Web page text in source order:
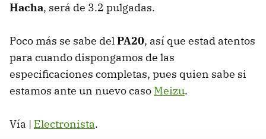
Hacha, será de 3.2 pulgadas.
Poco más se sabe delPA20, así que estad atentos
para cuando dispongamos de las
especificaciones completas, pues quien sabe si
estamos ante un nuevo caso Meizu.
Vía | Electronista.